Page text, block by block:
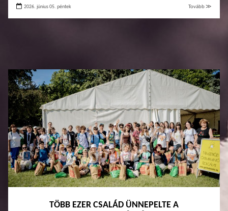
2026. június 05. péntek Tovább ≫
TÖBB EZER CSALÁD ÜNNEPELTE A